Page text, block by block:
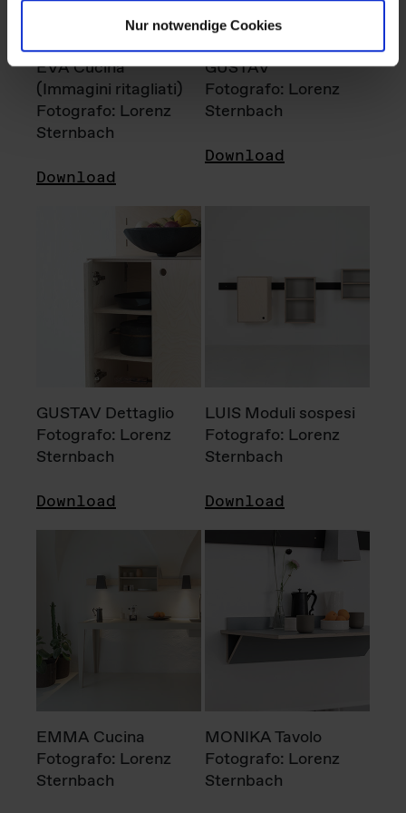
Nur notwendige Cookies
EVA Cucina
(Immagini ritagliati)
Fotografo: Lorenz
Sternbach
Download
GUSTAV
Fotografo: Lorenz
Sternbach
Download
GUSTAV Dettaglio
Fotografo: Lorenz
Sternbach
Download
LUIS Moduli sospesi
Fotografo: Lorenz
Sternbach
Download
EMMA Cucina
Fotografo: Lorenz
Sternbach
MONIKA Tavolo
Fotografo: Lorenz
Sternbach